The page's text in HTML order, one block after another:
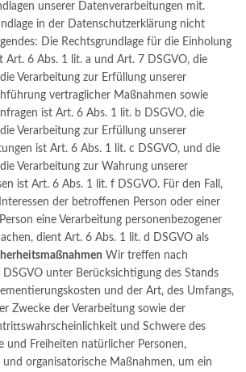
unserer Datenverarbeitungen mit.
in der Datenschutzerklärung nicht
Die Rechtsgrundlage für die Einholung
Art. 6 Abs. 1 lit. a und Art. 7 DSGVO, die
Verarbeitung zur Erfüllung unserer
vertraglicher Maßnahmen sowie
ist Art. 6 Abs. 1 lit. b DSGVO, die
Verarbeitung zur Erfüllung unserer
ist Art. 6 Abs. 1 lit. c DSGVO, und die
Verarbeitung zur Wahrung unserer
ist Art. 6 Abs. 1 lit. f DSGVO. Für den Fall,
der betroffenen Person oder einer
eine Verarbeitung personenbezogener
dient Art. 6 Abs. 1 lit. d DSGVO als
Wir treffen nach
DSGVO unter Berücksichtigung des Stands
und der Art, des Umfangs,
Zwecke der Verarbeitung sowie der
und Schwere des
und Freiheiten natürlicher Personen,
und organisatorische Maßnahmen, um ein